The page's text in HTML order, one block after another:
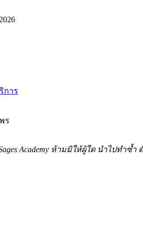
การ
ร
Academy ห้ามมิให้ผู้ใด นำไปทำซ้